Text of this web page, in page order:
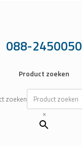
088-2450050
Product zoeken
zoeken
×